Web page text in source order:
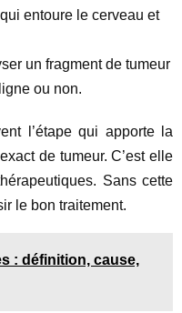
entoure le cerveau et
un fragment de tumeur
ou non.
l’étape qui apporte la
de tumeur. C’est elle
Sans cette
le bon traitement.
: définition, cause,